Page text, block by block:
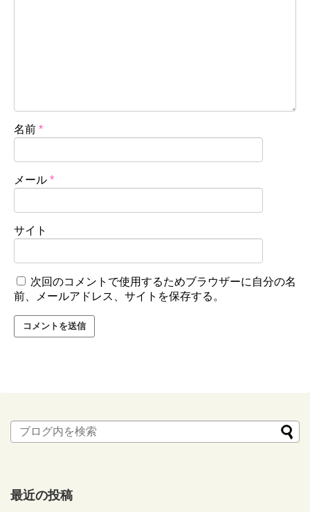
名前 *
メール *
サイト
次回のコメントで使用するためブラウザーに自分の名
前、メールアドレス、サイトを保存する。
最近の投稿